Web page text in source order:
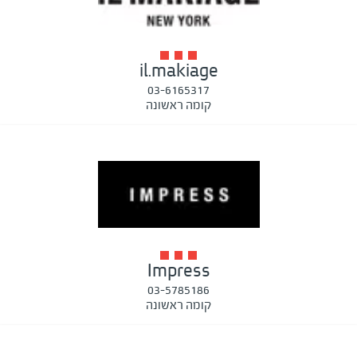
il.makiage
03-6165317
קומה ראשונה
Impress
03-5785186
קומה ראשונה